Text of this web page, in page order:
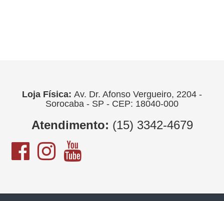
Loja Física: Av. Dr. Afonso Vergueiro, 2204 -
Sorocaba - SP - CEP: 18040-000
Atendimento: (15) 3342-4679